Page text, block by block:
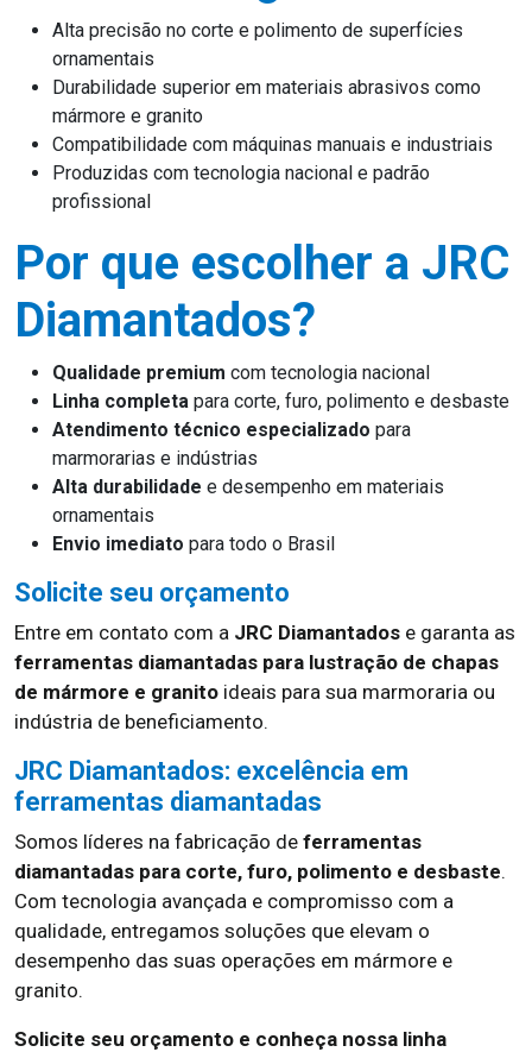
Alta precisão no corte e polimento de superfícies
ornamentais
Durabilidade superior em materiais abrasivos como
mármore e granito
Compatibilidade com máquinas manuais e industriais
Produzidas com tecnologia nacional e padrão
profissional
Por que escolher a JRC
Diamantados?
Qualidade premium com tecnologia nacional
Linha completa para corte, furo, polimento e desbaste
Atendimento técnico especializado para
marmorarias e indústrias
Alta durabilidade e desempenho em materiais
ornamentais
Envio imediato para todo o Brasil
Solicite seu orçamento
Entre em contato com a JRC Diamantados e garanta as
ferramentas diamantadas para lustração de chapas
de mármore e granito ideais para sua marmoraria ou
indústria de beneficiamento.
JRC Diamantados: excelência em
ferramentas diamantadas
Somos líderes na fabricação de ferramentas
diamantadas para corte, furo, polimento e desbaste.
Com tecnologia avançada e compromisso com a
qualidade, entregamos soluções que elevam o
desempenho das suas operações em mármore e
granito.
Solicite seu orçamento e conheça nossa linha